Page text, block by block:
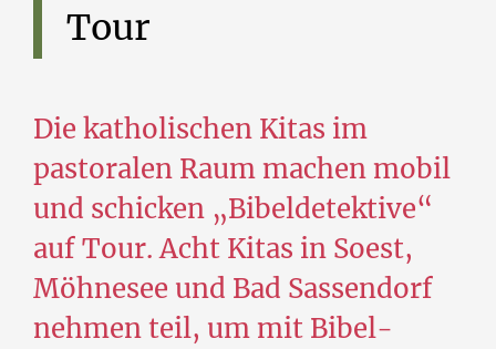
Tour
Die katholischen Kitas im
pastoralen Raum machen mobil
und schicken „Bibeldetektive“
auf Tour. Acht Kitas in Soest,
Möhnesee und Bad Sassendorf
nehmen teil, um mit Bibel-